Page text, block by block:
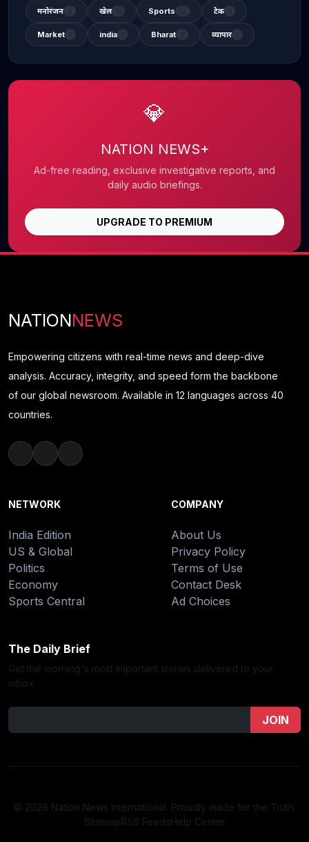
मनोरंजन खेल Sports टेक
Market india Bharat व्यापार
💎
NATION NEWS+
Ad-free reading, exclusive investigative reports, and
daily audio briefings.
UPGRADE TO PREMIUM
NATIONNEWS
Empowering citizens with real-time news and deep-dive
analysis. Accuracy, integrity, and speed form the backbone
of our global newsroom. Available in 12 languages across 40
countries.
NETWORK
India Edition
US & Global
Politics
Economy
Sports Central
COMPANY
About Us
Privacy Policy
Terms of Use
Contact Desk
Ad Choices
The Daily Brief
Get the morning's most important stories delivered to your
inbox.
JOIN
© 2026 Nation News International. Proudly made for the Truth.
SitemapRSS FeedsHelp Center